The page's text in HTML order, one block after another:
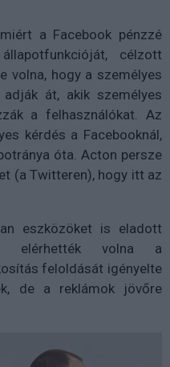
a Facebook pénzzé
célzott
volna, hogy a személyes
adják át, akik személyes
a felhasználókat. Az
kérdés a Facebooknál,
óta. Acton persze
(a Twitteren), hogy itt az
eszközöket is eladott
elérhették volna a
feloldását igényelte
de a reklámok jövőre